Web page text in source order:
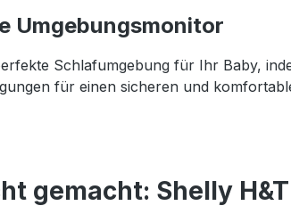
Umgebungsmonitor
Schlafumgebung für Ihr Baby,
für einen sicheren und
gemacht: Shelly